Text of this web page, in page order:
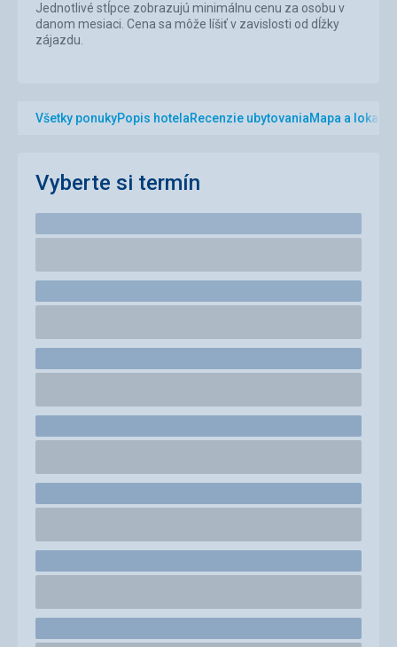
Jednotlivé stĺpce zobrazujú minimálnu cenu za osobu v
danom mesiaci. Cena sa môže líšiť v zavislosti od dĺžky
zájazdu.
Všetky ponukyPopis hotelaRecenzie ubytovaniaMapa a lokalita
Vyberte si termín